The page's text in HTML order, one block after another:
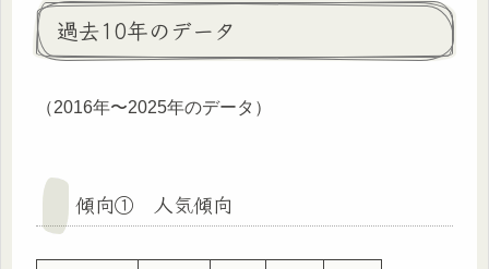
過去10年のデータ
（2016年〜2025年のデータ）
傾向① 人気傾向